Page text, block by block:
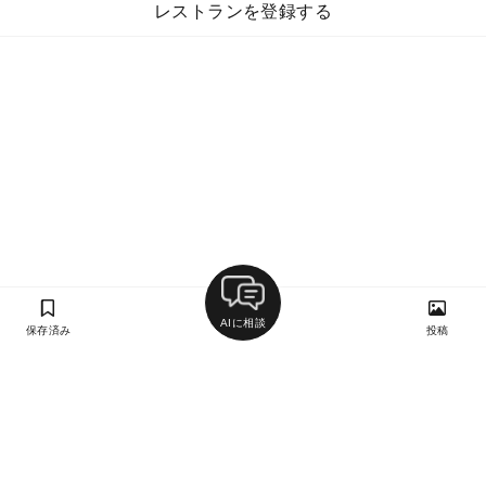
レストランを登録する
保存済み
AIに相談
投稿